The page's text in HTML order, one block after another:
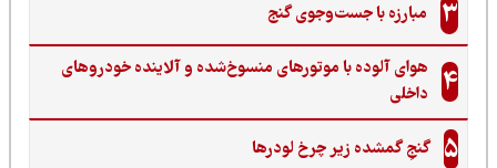
مبارزه با جست‌وجوی گنج‌
هوای آلوده با موتورهای منسوخ‌شده و آلاینده خودروهای
داخلی
گنجِ گمشده زیر چرخ لودرها